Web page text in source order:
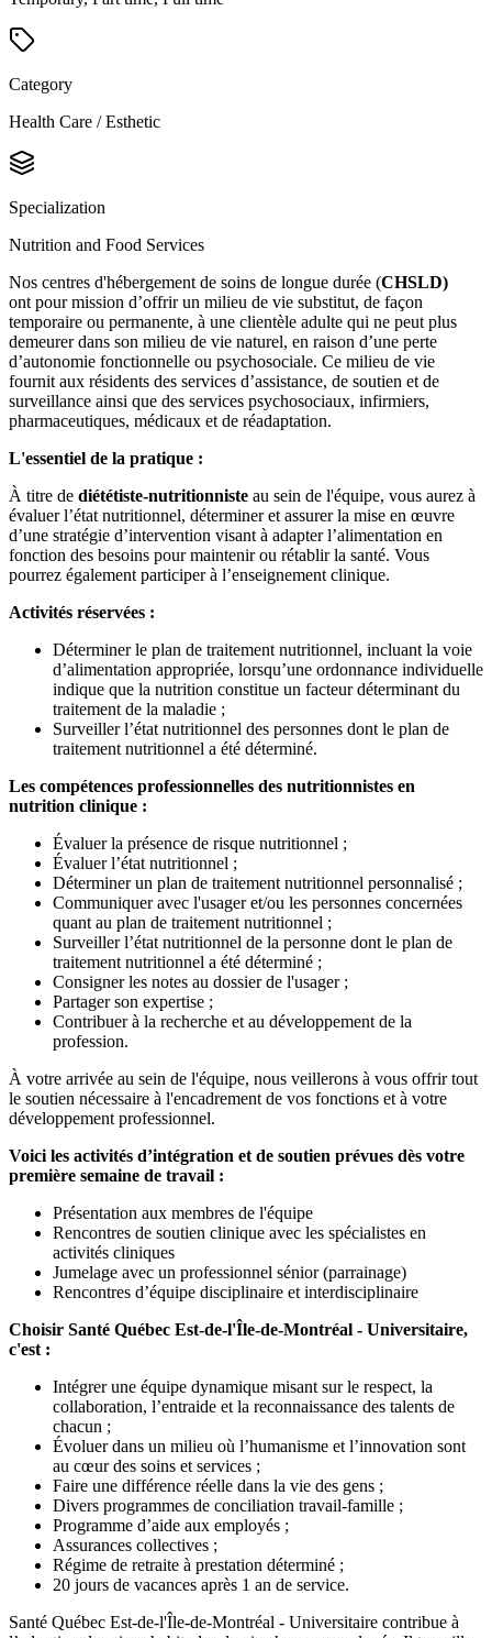
Category
Health Care / Esthetic
Specialization
Nutrition and Food Services
Nos centres d'hébergement de soins de longue durée (CHSLD)
ont pour mission d’offrir un milieu de vie substitut, de façon
temporaire ou permanente, à une clientèle adulte qui ne peut plus
demeurer dans son milieu de vie naturel, en raison d’une perte
d’autonomie fonctionnelle ou psychosociale. Ce milieu de vie
fournit aux résidents des services d’assistance, de soutien et de
surveillance ainsi que des services psychosociaux, infirmiers,
pharmaceutiques, médicaux et de réadaptation.
L'essentiel de la pratique :
À titre de diététiste-nutritionniste au sein de l'équipe, vous aurez à
évaluer l’état nutritionnel, déterminer et assurer la mise en œuvre
d’une stratégie d’intervention visant à adapter l’alimentation en
fonction des besoins pour maintenir ou rétablir la santé. Vous
pourrez également participer à l’enseignement clinique.
Activités réservées :
Déterminer le plan de traitement nutritionnel, incluant la voie
d’alimentation appropriée, lorsqu’une ordonnance individuelle
indique que la nutrition constitue un facteur déterminant du
traitement de la maladie ;
Surveiller l’état nutritionnel des personnes dont le plan de
traitement nutritionnel a été déterminé.
Les compétences professionnelles des nutritionnistes en
nutrition clinique :
Évaluer la présence de risque nutritionnel ;
Évaluer l’état nutritionnel ;
Déterminer un plan de traitement nutritionnel personnalisé ;
Communiquer avec l'usager et/ou les personnes concernées
quant au plan de traitement nutritionnel ;
Surveiller l’état nutritionnel de la personne dont le plan de
traitement nutritionnel a été déterminé ;
Consigner les notes au dossier de l'usager ;
Partager son expertise ;
Contribuer à la recherche et au développement de la
profession.
À votre arrivée au sein de l'équipe, nous veillerons à vous offrir tout
le soutien nécessaire à l'encadrement de vos fonctions et à votre
développement professionnel.
Voici les activités d’intégration et de soutien prévues dès votre
première semaine de travail :
Présentation aux membres de l'équipe
Rencontres de soutien clinique avec les spécialistes en
activités cliniques
Jumelage avec un professionnel sénior (parrainage)
Rencontres d’équipe disciplinaire et interdisciplinaire
Choisir Santé Québec Est-de-l'Île-de-Montréal - Universitaire,
c'est :
Intégrer une équipe dynamique misant sur le respect, la
collaboration, l’entraide et la reconnaissance des talents de
chacun ;
Évoluer dans un milieu où l’humanisme et l’innovation sont
au cœur des soins et services ;
Faire une différence réelle dans la vie des gens ;
Divers programmes de conciliation travail-famille ;
Programme d’aide aux employés ;
Assurances collectives ;
Régime de retraite à prestation déterminé ;
20 jours de vacances après 1 an de service.
Santé Québec Est-de-l'Île-de-Montréal - Universitaire contribue à